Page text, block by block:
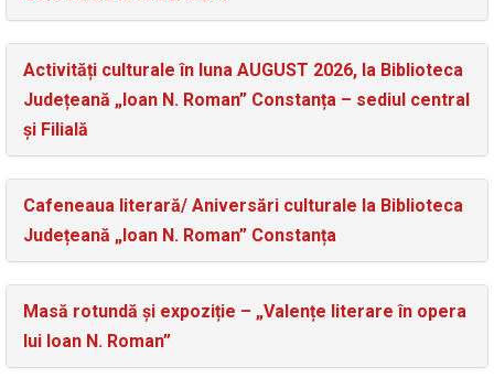
Activități culturale în luna AUGUST 2026, la Biblioteca
Județeană „Ioan N. Roman” Constanța – sediul central
și Filială
Cafeneaua literară/ Aniversări culturale la Biblioteca
Județeană „Ioan N. Roman” Constanța
Masă rotundă și expoziție – „Valențe literare în opera
lui Ioan N. Roman”